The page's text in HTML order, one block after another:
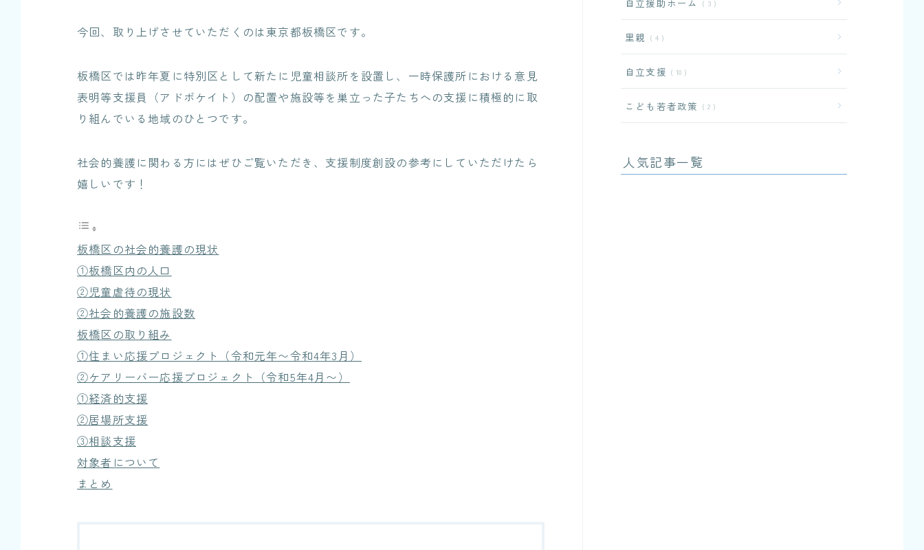
今回、取り上げさせていただくのは東京都板橋区です。
板橋区では昨年夏に特別区として新たに児童相談所を設置し、一時保護所における意見
表明等支援員（アドボケイト）の配置や施設等を巣立った子たちへの支援に積極的に取
り組んでいる地域のひとつです。
社会的養護に関わる方にはぜひご覧いただき、支援制度創設の参考にしていただけたら
嬉しいです！
板橋区の社会的養護の現状
①板橋区内の人口
②児童虐待の現状
②社会的養護の施設数
板橋区の取り組み
①住まい応援プロジェクト（令和元年〜令和4年3月）
②ケアリーバー応援プロジェクト（令和5年4月〜）
①経済的支援
②居場所支援
③相談支援
対象者について
まとめ
自立援助ホーム 3
里親 4
自立支援 10
こども若者政策 2
人気記事一覧